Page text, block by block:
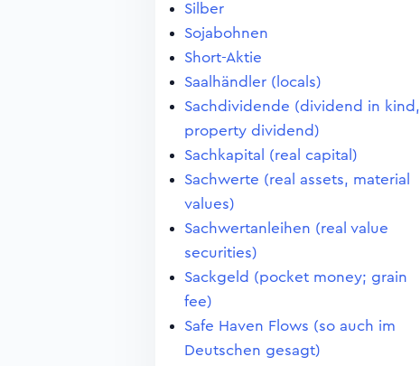
Silber
Sojabohnen
Short-Aktie
Saalhändler (locals)
Sachdividende (dividend in kind,
property dividend)
Sachkapital (real capital)
Sachwerte (real assets, material
values)
Sachwertanleihen (real value
securities)
Sackgeld (pocket money; grain
fee)
Safe Haven Flows (so auch im
Deutschen gesagt)